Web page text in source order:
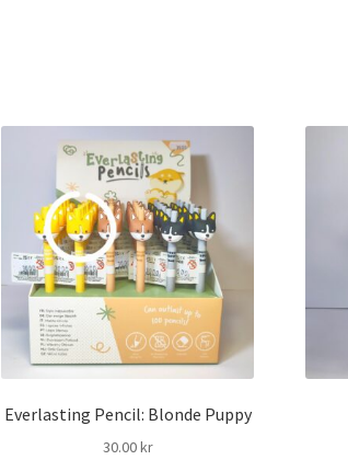
Everlasting Pencil: Blonde Puppy
30.00kr